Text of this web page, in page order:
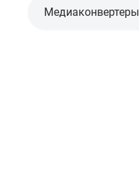
Медиаконвертеры